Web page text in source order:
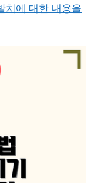
치에 대한 내용을